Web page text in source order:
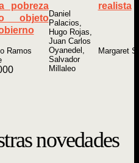
pobreza
objeto
Ramos
Daniel
Palacios,
Hugo Rojas,
Juan Carlos
Oyanedel,
Salvador
Millaleo
realista
Margaret
novedades